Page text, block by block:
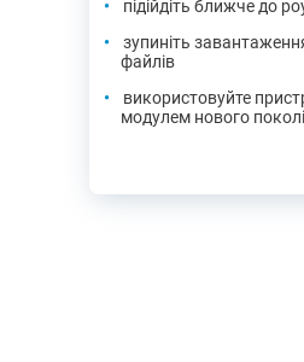
підійдіть ближче до
зупиніть
файлів
використовуйте
модулем нового